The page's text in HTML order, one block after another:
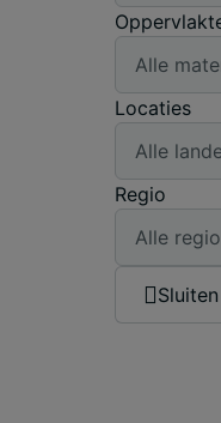
Locaties
Regio
Sluiten